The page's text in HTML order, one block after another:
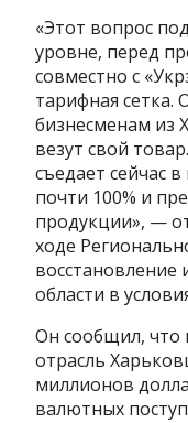
«Этот вопрос
уровне, перед
совместно с
тарифная сетка.
бизнесменам из
везут свой
съедает сейчас
почти 100% и
продукции», —
ходе
восстановление
области в
Он сообщил, что
отрасль
миллионов
валютных